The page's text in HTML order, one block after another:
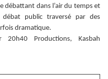
débattant dans l’air du temps et
débat public traversé par des
dramatique.
Productions, Kasbah